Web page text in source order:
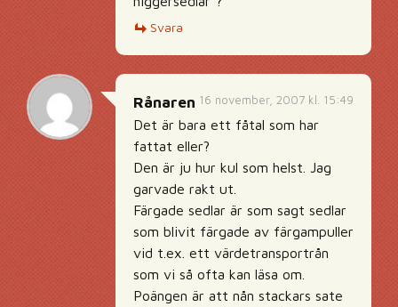
Svara
16 november, 2007 kl. 15:49
Rånaren
Det är bara ett fåtal som har
fattat eller?
Den är ju hur kul som helst. Jag
garvade rakt ut.
Färgade sedlar är som sagt sedlar
som blivit färgade av färgampuller
vid t.ex. ett värdetransportrån
som vi så ofta kan läsa om.
Poängen är att nån stackars sate